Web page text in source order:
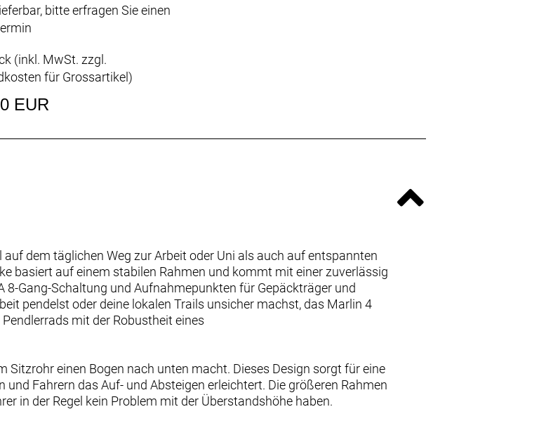
bitte erfragen Sie einen
(inkl. MwSt. zzgl.
für Grossartikel)
EUR
dem täglichen Weg zur Arbeit oder Uni als auch auf entspannten
basiert auf einem stabilen Rahmen und kommt mit einer zuverlässig
8-Gang-Schaltung und Aufnahmepunkten für Gepäckträger und
pendelst oder deine lokalen Trails unsicher machst, das Marlin 4
mit der Robustheit eines
Sitzrohr einen Bogen nach unten macht. Dieses Design sorgt für eine
Fahrern das Auf- und Absteigen erleichtert. Die größeren Rahmen
in der Regel kein Problem mit der Überstandshöhe haben.